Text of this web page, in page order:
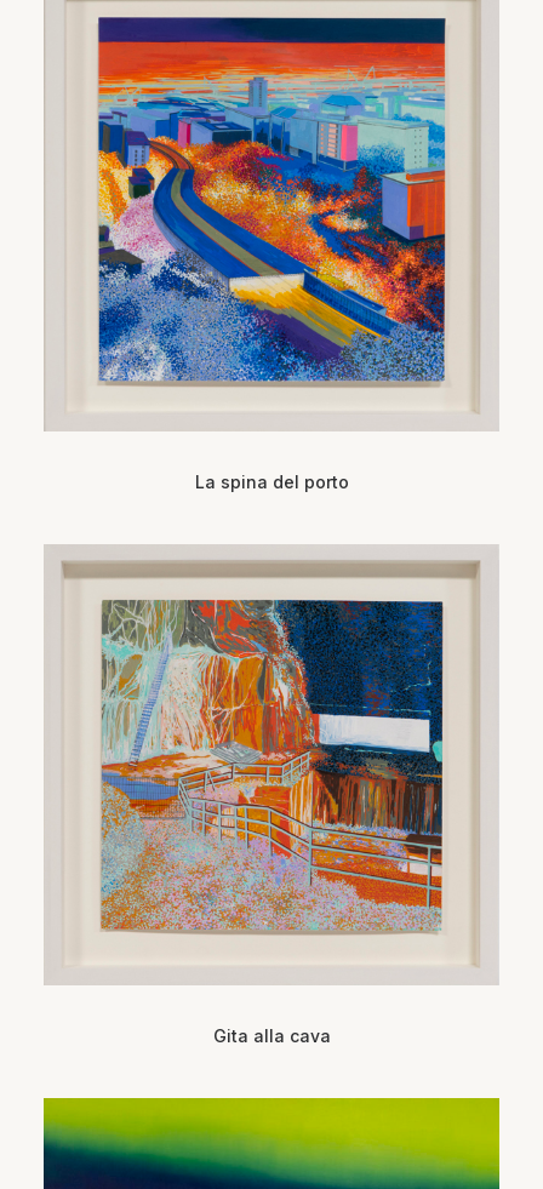
La spina del porto
Gita alla cava